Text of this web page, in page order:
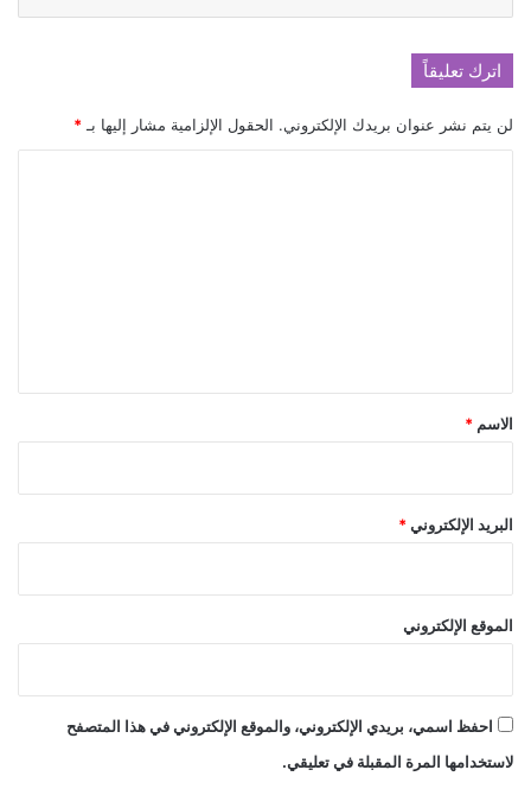
اترك تعليقاً
لن يتم نشر عنوان بريدك الإلكتروني. الحقول الإلزامية مشار إليها بـ *
*
الاسم *
البريد الإلكتروني *
الموقع الإلكتروني
احفظ اسمي، بريدي الإلكتروني، والموقع الإلكتروني في هذا المتصفح
لاستخدامها المرة المقبلة في تعليقي.